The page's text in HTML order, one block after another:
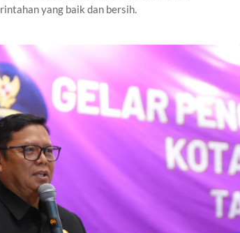
yang baik dan bersih.